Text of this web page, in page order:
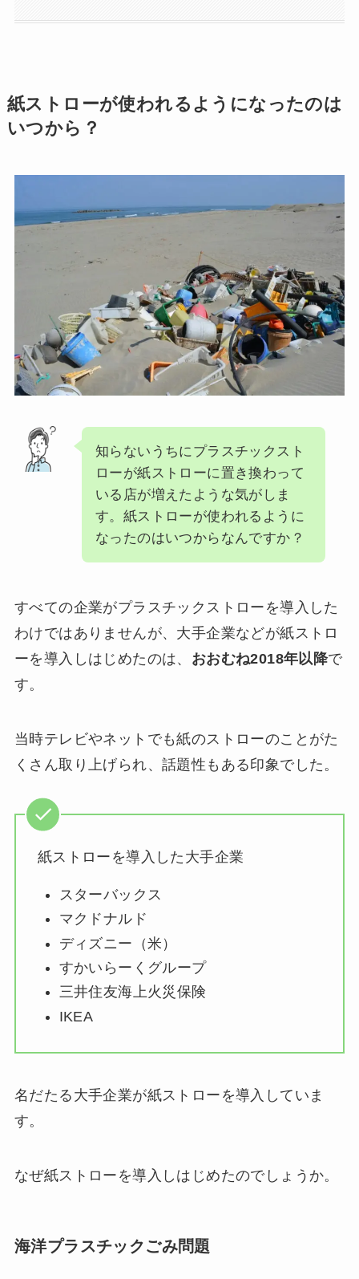
紙ストローが使われるようになったのは
いつから？
知らないうちにプラスチックスト
ローが紙ストローに置き換わって
いる店が増えたような気がしま
す。紙ストローが使われるように
なったのはいつからなんですか？
すべての企業がプラスチックストローを導入した
わけではありませんが、大手企業などが紙ストロ
ーを導入しはじめたのは、 おおむね2018年以降で
す。
当時テレビやネットでも紙のストローのことがた
くさん取り上げられ、話題性もある印象でした。
紙ストローを導入した大手企業
スターバックス
マクドナルド
ディズニー（米）
すかいらーくグループ
三井住友海上火災保険
IKEA
名だたる大手企業が紙ストローを導入していま
す。
なぜ紙ストローを導入しはじめたのでしょうか。
海洋プラスチックごみ問題